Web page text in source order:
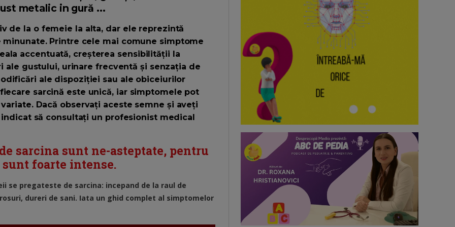
metalic in gură ...
de la o femeie la alta, dar ele reprezintă
Printre cele mai comune simptome
accentuată, creșterea sensibilității la
ale gustului, urinare frecventă și senzația de
ale dispoziției sau ale obiceiurilor
sarcină este unică, iar simptomele pot
Dacă observați aceste semne și aveți
să consultați un profesionist medical
sarcina sunt ne-asteptate, pentru
foarte intense.
se pregateste de sarcina: incepand de la raul de
dureri de sani. Iata un ghid complet al simptomelor